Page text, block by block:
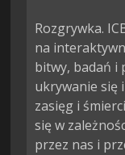
Rozgrywka.
na
bitwy, badań i
ukrywanie się
zasięg i
się w
przez nas i